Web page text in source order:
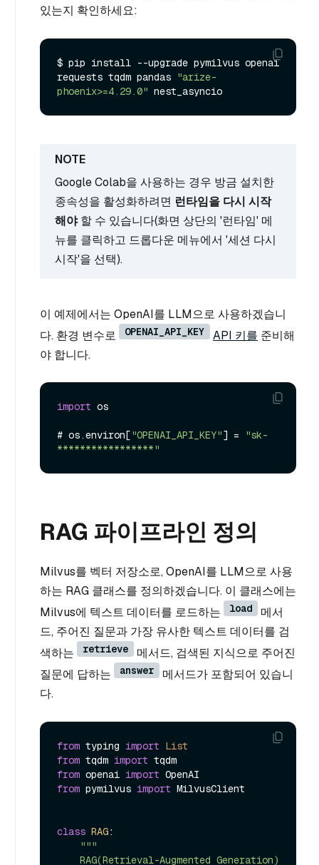
있는지 확인하세요:
$ pip install --upgrade pymilvus openai
requests tqdm pandas "arize-
phoenix>=4.29.0"
Google Colab을 사용하는 경우 방금 설치한
종속성을 활성화하려면 런타임을 다시 시작
해야할 수 있습니다(화면 상단의 '런타임' 메
뉴를 클릭하고 드롭다운 메뉴에서 '세션 다시
시작'을 선택).
이 예제에서는 OpenAI를 LLM으로 사용하겠습니
다. 환경 변수로
OPENAI_API_KEY API 키를 준비해
야 합니다.
import os
# os.environ["OPENAI_API_KEY"] =
"sk-
*****************"
RAG 파이프라인 정의
Milvus를 벡터 저장소로, OpenAI를 LLM으로 사용
하는 RAG 클래스를 정의하겠습니다. 이 클래스에는
Milvus에 텍스트 데이터를 로드하는
load
메서
드, 주어진 질문과 가장 유사한 텍스트 데이터를 검
색하는
retrieve
메서드, 검색된 지식으로 주어진
질문에 답하는
answer
메서드가 포함되어 있습니
다.
from typing import List
from tqdm import
from openai import
from pymilvus import MilvusClient
class RAG:
"""